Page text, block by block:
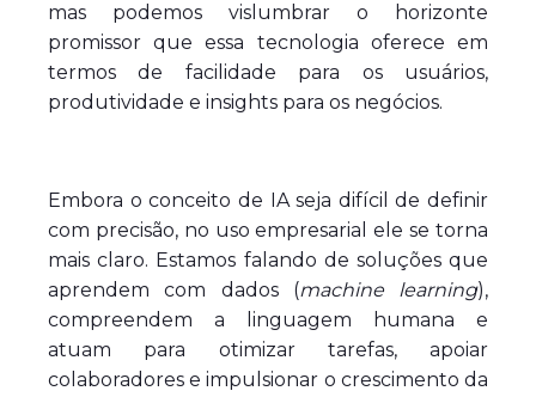
mas podemos vislumbrar o horizonte
promissor que essa tecnologia oferece em
termos de facilidade para os usuários,
produtividade e insights para os negócios.
Embora o conceito de IA seja difícil de definir
com precisão, no uso empresarial ele se torna
mais claro. Estamos falando de soluções que
aprendem com dados (machine learning),
compreendem a linguagem humana e
atuam para otimizar tarefas, apoiar
colaboradores e impulsionar o crescimento da